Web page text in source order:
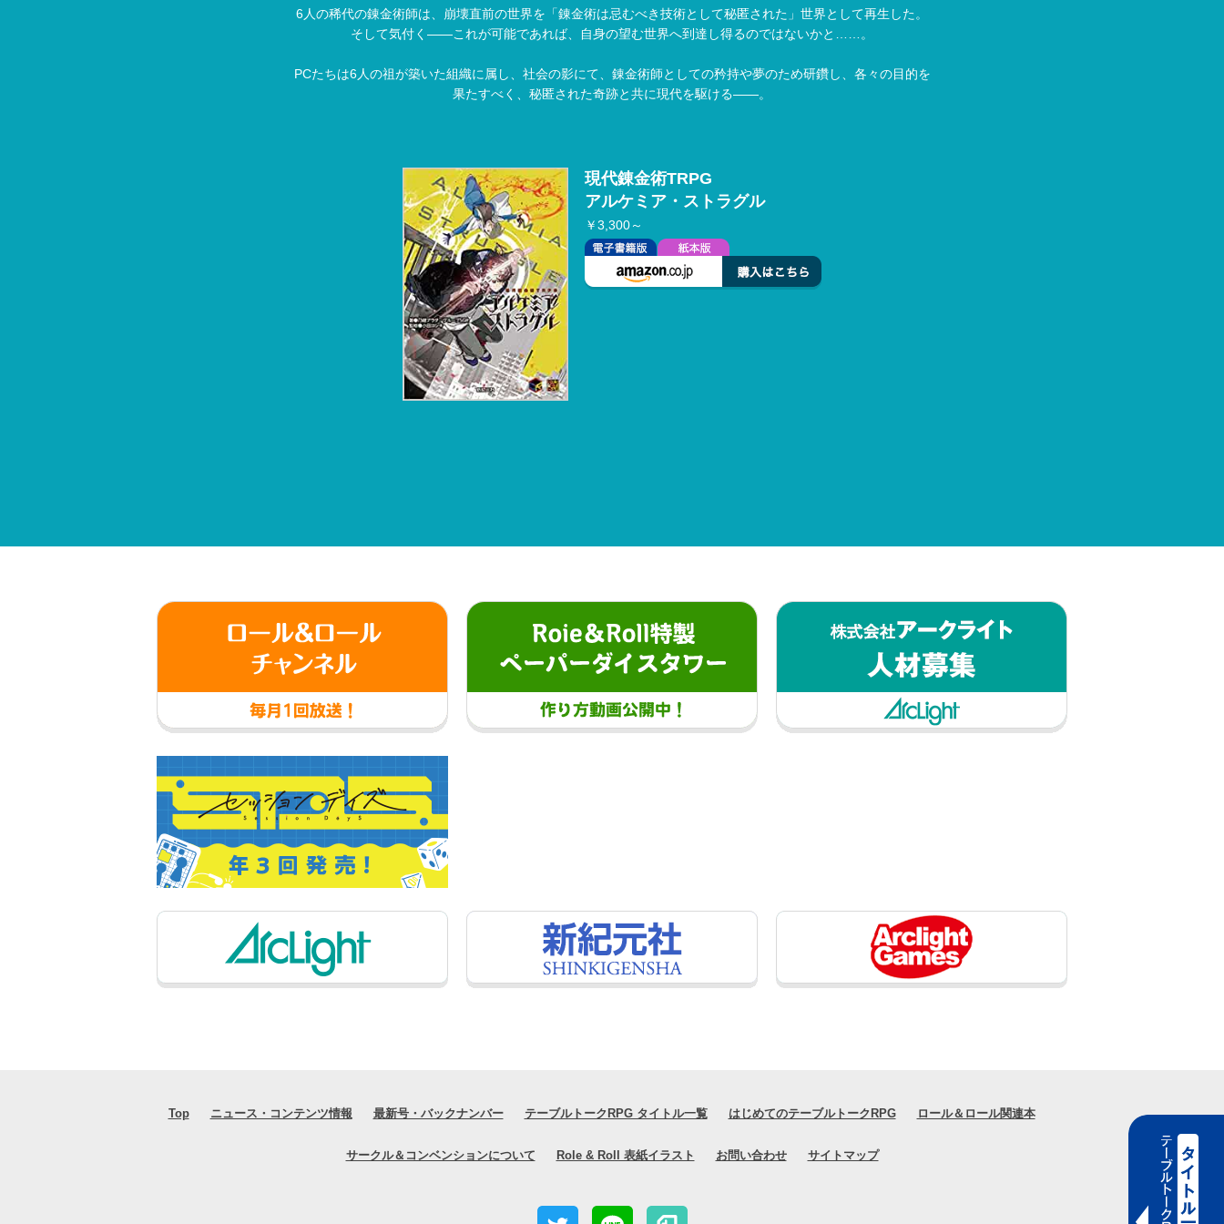
6人の稀代の錬金術師は、崩壊直前の世界を「錬金術は忌むべき技術として秘匿された」世界として再生した。
そして気付く――これが可能であれば、自身の望む世界へ到達し得るのではないかと……。
PCたちは6人の祖が築いた組織に属し、社会の影にて、錬金術師としての矜持や夢のため研鑽し、各々の目的を
果たすべく、秘匿された奇跡と共に現代を駆ける――。
現代錬金術TRPG
アルケミア・ストラグル
￥3,300～
Top ニュース・コンテンツ情報 最新号・バックナンバー テーブルトークRPG タイトル一覧 はじめてのテーブルトークRPG ロール＆ロール関連本
サークル＆コンベンションについて Role & Roll 表紙イラスト お問い合わせ サイトマップ